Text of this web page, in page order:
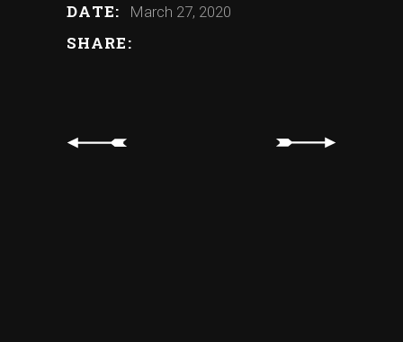
DATE: March 27, 2020
SHARE: